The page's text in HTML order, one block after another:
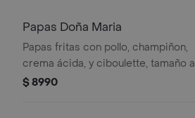
Papas Doña Maria
Papas fritas con pollo, champiñon,
crema ácida, y ciboulette, tamaño a
elección.
$ 8990